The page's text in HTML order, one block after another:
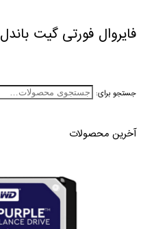
فایروال فورتی گیت باندل FG-100E-BDL
جستجو برای:
آخرین محصولات